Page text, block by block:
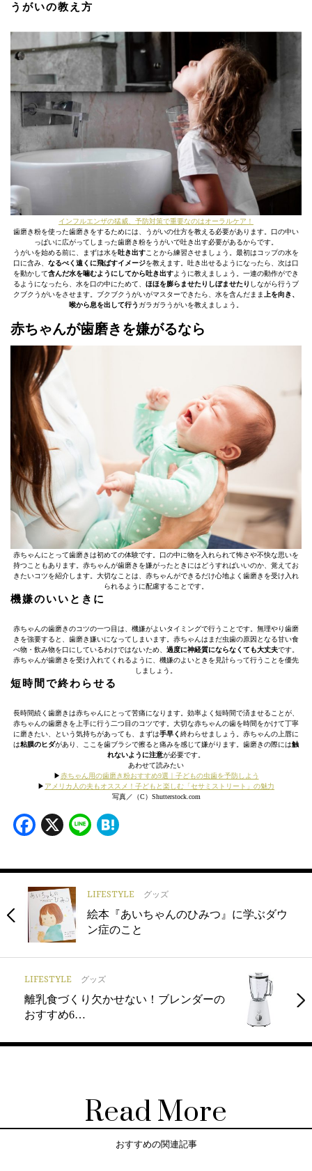
うがいの教え方
インフルエンザの猛威、予防対策で重要なのはオーラルケア！
歯磨き粉を使った歯磨きをするためには、うがいの仕方を教える必要があります。口の中い
っぱいに広がってしまった歯磨き粉をうがいで吐き出す必要があるからです。
うがいを始める前に、まずは水を吐き出すことから練習させましょう。最初はコップの水を
口に含み、 なるべく遠くに飛ばすイメージを教えます。吐き出せるようになったら、次は口
を動かして含んだ水を噛むようにしてから吐き出すように教えましょう。一連の動作ができ
るようになったら、水を口の中にためて、 ほほを膨らませたりしぼませたり しながら行うブ
クブクうがいをさせます。ブクブクうがいがマスターできたら、水を含んだまま上を向き、
喉から息を出して行う ガラガラうがいを教えましょう。
赤ちゃんが歯磨きを嫌がるなら
赤ちゃんにとって歯磨きは初めての体験です。口の中に物を入れられて怖さや不快な思いを
持つこともあります。赤ちゃんが歯磨きを嫌がったときにはどうすればいいのか、覚えてお
きたいコツを紹介します。大切なことは、赤ちゃんができるだけ心地よく歯磨きを受け入れ
られるように配慮することです。
機嫌のいいときに
赤ちゃんの歯磨きのコツの一つ目は、機嫌がよいタイミングで行うことです。無理やり歯磨
きを強要すると、歯磨き嫌いになってしまいます。赤ちゃんはまだ虫歯の原因となる甘い食
べ物・飲み物を口にしているわけではないため、 過度に神経質にならなくても大丈夫です。
赤ちゃんが歯磨きを受け入れてくれるように、機嫌のよいときを見計らって行うことを優先
しましょう。
短時間で終わらせる
長時間続く歯磨きは赤ちゃんにとって苦痛になります。効率よく短時間で済ませることが、
赤ちゃんの歯磨きを上手に行う二つ目のコツです。大切な赤ちゃんの歯を時間をかけて丁寧
に磨きたい、という気持ちがあっても、まずは手早く 終わらせましょう。赤ちゃんの上唇に
は粘膜のヒダがあり、ここを歯ブラシで擦ると痛みを感じて嫌がります。歯磨きの際には触
れないように注意が必要です。
あわせて読みたい
▶赤ちゃん用の歯磨き粉おすすめ9選｜子どもの虫歯を予防しよう
▶ アメリカ人の夫もオススメ！子どもと楽しむ「セサミストリート」の魅力
写真／（C）Shutterstock.com
Facebook
X Line
LIFESTYLE グッズ
絵本『あいちゃんのひみつ』に学ぶダウ
ン症のこと
LIFESTYLE グッズ
離乳食づくり欠かせない！ブレンダーの
おすすめ6…
Read More
おすすめの関連記事